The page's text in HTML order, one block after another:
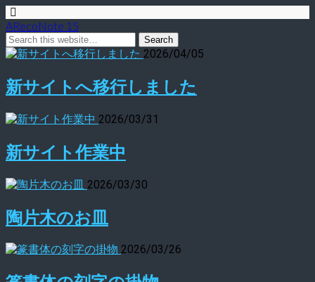
ARecoNote 15
2026/04/05
新サイトへ移行しました
2026/03/31
新サイト作業中
2026/03/30
陶片木のお皿
2026/03/26